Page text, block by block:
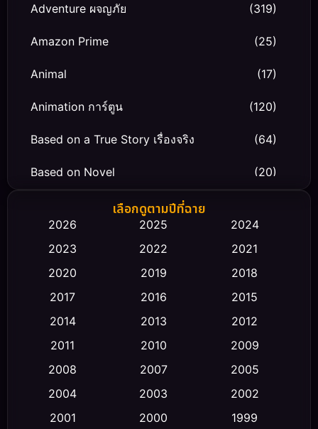
Adventure ผจญภัย (319)
Amazon Prime (25)
Animal (17)
Animation การ์ตูน (120)
Based on a True Story เรื่องจริง (64)
Based on Novel (20)
Biography ชีวิตจริง
Classic หนังคลาสสิก (23)
Comedy ตลก (471)
Conspiracy
Crime อาชญากรรม (352)
เลือกดูตามปีที่ฉาย
2026 2025
2024
2023
2022
2021
2020
2019
2018
2017
2016
2015
2014
2013
2012
2011
2010
2009
2008
2007
2005
2004
2003
2002
2001
2000
1999